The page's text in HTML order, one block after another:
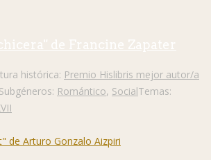
de Francine Zapater
histórica: Premio Hislibris mejor autor/a
Subgéneros: Romántico, SocialTemas: